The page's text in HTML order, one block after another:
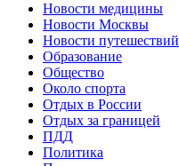
Новости медицины
Новости Москвы
Новости путешествий
Образование
Общество
Около спорта
Отдых в России
Отдых за границей
ПДД
Политика